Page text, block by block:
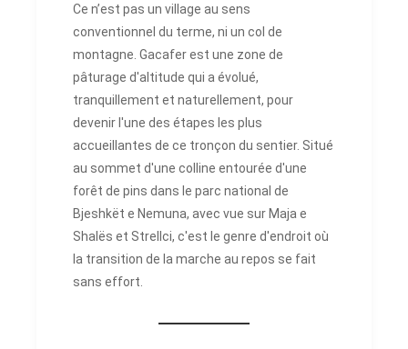
Ce n’est pas un village au sens
conventionnel du terme, ni un col de
montagne. Gacafer est une zone de
pâturage d'altitude qui a évolué,
tranquillement et naturellement, pour
devenir l'une des étapes les plus
accueillantes de ce tronçon du sentier. Situé
au sommet d'une colline entourée d'une
forêt de pins dans le parc national de
Bjeshkët e Nemuna, avec vue sur Maja e
Shalës et Strellci, c'est le genre d'endroit où
la transition de la marche au repos se fait
sans effort.